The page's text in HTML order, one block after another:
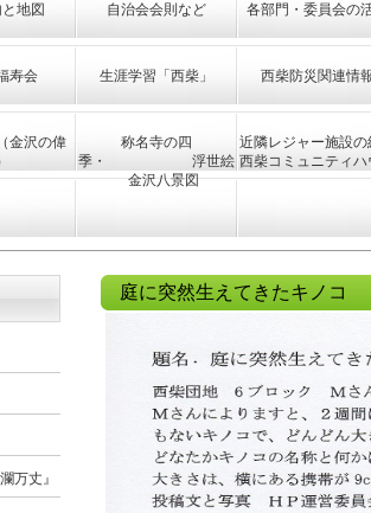
地図 自治会会則など 各部門・委員会の
寿会 生涯学習「西柴」 西柴防災関連情
金沢の偉
称名寺の四
季・ 浮世絵
金沢八景図
近隣レジャー施設の
西柴コミュニティハ
庭に突然生えてきたキノコ
万丈』